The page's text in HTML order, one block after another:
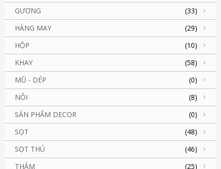
GƯƠNG
(33)
HÀNG MAY
(29)
HỘP
(10)
KHAY
(58)
MŨ - DÉP
(0)
NÔI
(8)
SẢN PHẨM DECOR
(0)
SỌT
(48)
SỌT THÚ
(46)
THẢM
(25)